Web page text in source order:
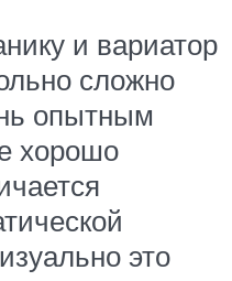
и вариатор
сложно
опытным
хорошо
это